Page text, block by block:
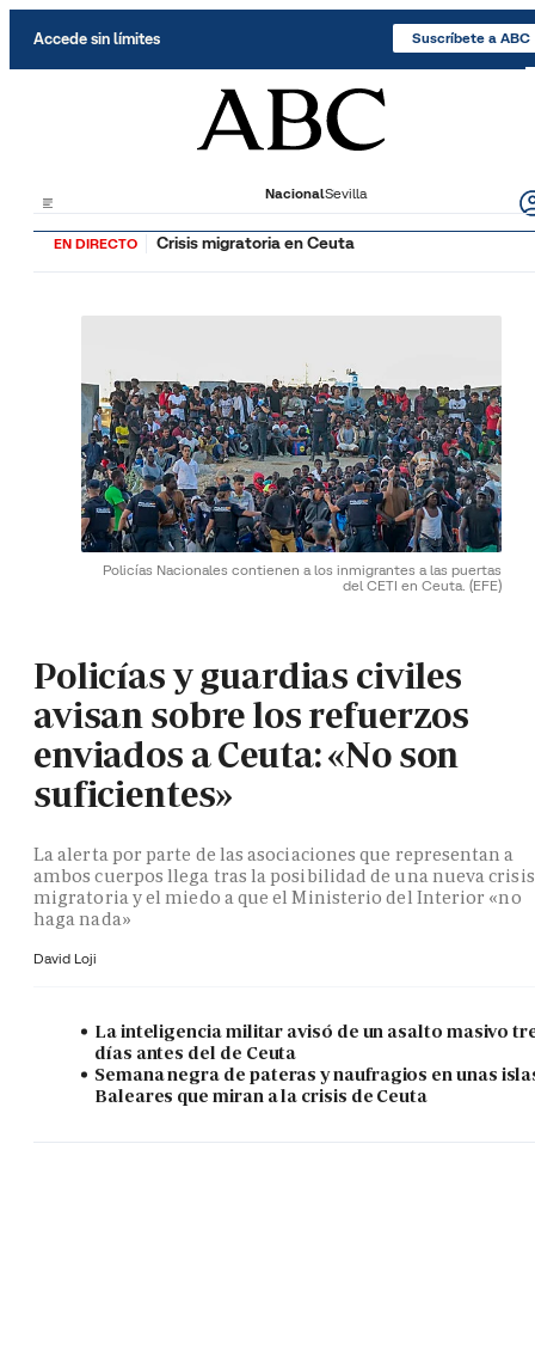
Accede sin límites Suscríbete a ABC
NacionalSevilla
EN DIRECTO Crisis migratoria en Ceuta
Policías Nacionales contienen a los inmigrantes a las puertas
del CETI en Ceuta. (EFE)
Policías y guardias civiles
avisan sobre los refuerzos
enviados a Ceuta: «No son
suficientes»
La alerta por parte de las asociaciones que representan a
ambos cuerpos llega tras la posibilidad de una nueva crisis
migratoria y el miedo a que el Ministerio del Interior «no
haga nada»
David Loji
La inteligencia militar avisó de un asalto masivo
días antes del de Ceuta
Semana negra de pateras y naufragios en unas
Baleares que miran a la crisis de Ceuta